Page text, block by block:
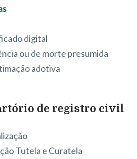
digital
ou de morte presumida
adotiva
de registro civil
Tutela e Curatela